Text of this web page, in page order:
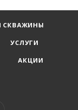
СКВАЖИНЫ
УСЛУГИ
АКЦИИ